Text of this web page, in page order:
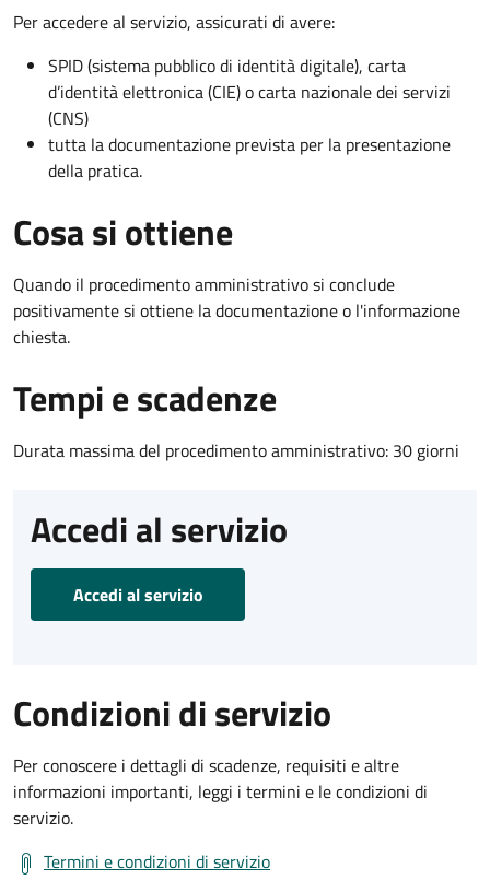
Per accedere al servizio, assicurati di avere:
SPID (sistema pubblico di identità digitale), carta
d’identità elettronica (CIE) o carta nazionale dei servizi
(CNS)
tutta la documentazione prevista per la presentazione
della pratica.
Cosa si ottiene
Quando il procedimento amministrativo si conclude
positivamente si ottiene la documentazione o l'informazione
chiesta.
Tempi e scadenze
Durata massima del procedimento amministrativo: 30 giorni
Accedi al servizio
Accedi al servizio
Condizioni di servizio
Per conoscere i dettagli di scadenze, requisiti e altre
informazioni importanti, leggi i termini e le condizioni di
servizio.
Termini e condizioni di servizio